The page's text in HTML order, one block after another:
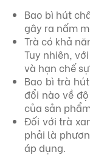
Bao bì hút
gây ra nấm
Trà có khả
Tuy nhiên,
và hạn chế
Bao bì trà
đổi nào về
của sản
Đối với trà
phải là
áp dụng.